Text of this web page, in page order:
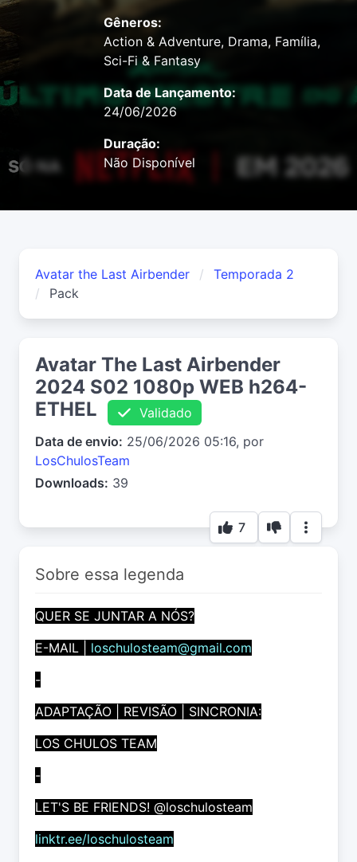
Gêneros:
Action & Adventure, Drama, Família,
Sci-Fi & Fantasy
Data de Lançamento:
24/06/2026
Duração:
Não Disponível
Avatar the Last Airbender
Temporada 2
Pack
Avatar The Last Airbender
2024 S02 1080p WEB h264-
ETHEL
Validado
Data de envio: 25/06/2026 05:16, por
LosChulosTeam
Downloads: 39
7
Sobre essa legenda
QUER SE JUNTAR A NÓS?
E-MAIL |
loschulosteam@gmail.com
-
ADAPTAÇÃO | REVISÃO | SINCRONIA:
LOS CHULOS TEAM
-
LET'S BE FRIENDS! @loschulosteam
linktr.ee/loschulosteam